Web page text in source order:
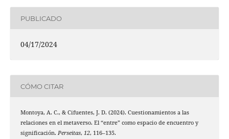
PUBLICADO
04/17/2024
CÓMO CITAR
Montoya, A. C., & Cifuentes, J. D. (2024). Cuestionamientos a las
relaciones en el metaverso. El “entre” como espacio de encuentro y
significación. Perseitas, 12, 116–135.